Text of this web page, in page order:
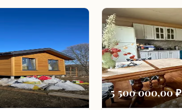
5 500 000,00 ₽